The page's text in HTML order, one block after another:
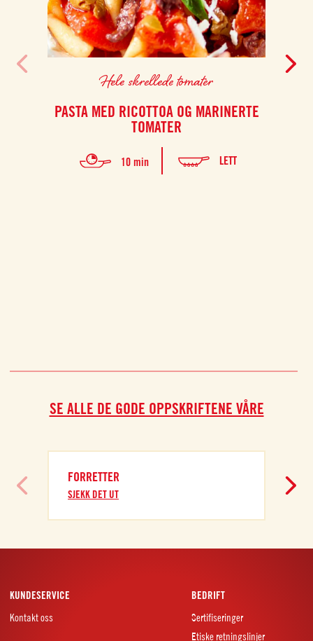
Hele skrellede tomater
PASTA MED RICOTTOA OG MARINERTE
TOMATER
10 min LETT
SE ALLE DE GODE OPPSKRIFTENE VÅRE
FORRETTER
SJEKK DET UT
KUNDESERVICE
Kontakt oss
BEDRIFT
Sertifiseringer
Etiske retningslinjer